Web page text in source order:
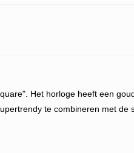
Het horloge heeft een
te combineren met de